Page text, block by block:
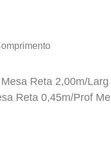
Reta 2,00m/
Reta 0,45m/Prof